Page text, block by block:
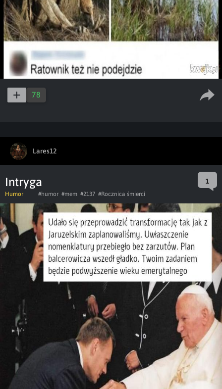
78
Lares12
Intryga 1
Humor #humor #mem #2137 #Rocznica śmierci